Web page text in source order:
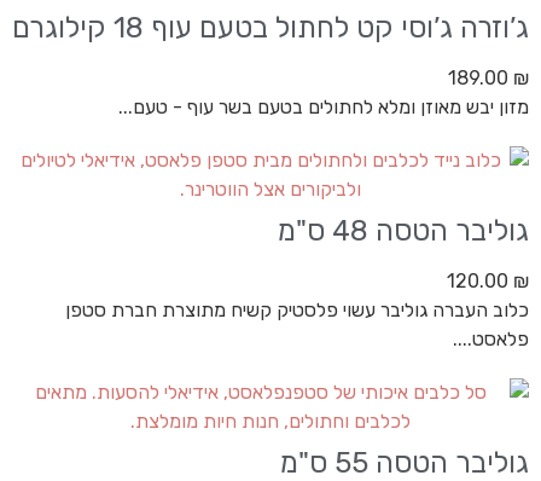
ג’וזרה ג’וסי קט לחתול בטעם עוף 18 קילוגרם
189.00 ₪
מזון יבש מאוזן ומלא לחתולים בטעם בשר עוף - טעם...
גוליבר הטסה 48 ס"מ
120.00 ₪
כלוב העברה גוליבר עשוי פלסטיק קשיח מתוצרת חברת סטפן
פלאסט....
גוליבר הטסה 55 ס"מ